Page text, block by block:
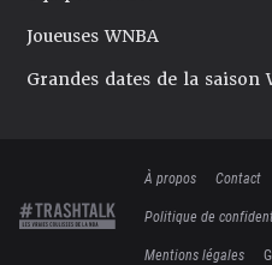
Joueuses WNBA
Grandes dates de la saison
À propos Contact
Politique de
Mentions légales